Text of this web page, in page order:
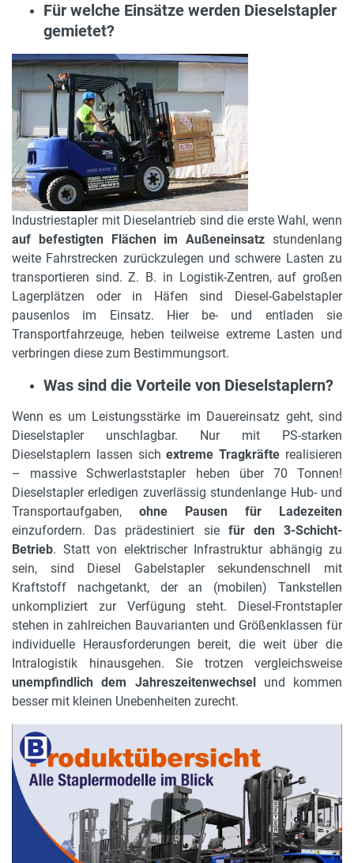
Für welche Einsätze werden Dieselstapler
gemietet?
Industriestapler mit Dieselantrieb sind die erste Wahl, wenn
auf befestigten Flächen im Außeneinsatz stundenlang
weite Fahrstrecken zurückzulegen und schwere Lasten zu
transportieren sind. Z. B. in Logistik-Zentren, auf großen
Lagerplätzen oder in Häfen sind Diesel-Gabelstapler
pausenlos im Einsatz. Hier be- und entladen sie
Transportfahrzeuge, heben teilweise extreme Lasten und
verbringen diese zum Bestimmungsort.
Was sind die Vorteile von Dieselstaplern?
Wenn es um Leistungsstärke im Dauereinsatz geht, sind
Dieselstapler unschlagbar. Nur mit PS-starken
Dieselstaplern lassen sichextreme Tragkräfte realisieren
– massive Schwerlaststapler heben über 70 Tonnen!
Dieselstapler erledigen zuverlässig stundenlange Hub- und
Transportaufgaben, ohne Pausen für Ladezeiten
einzufordern. Das prädestiniert sie für den 3-Schicht-
Betrieb. Statt von elektrischer Infrastruktur abhängig zu
sein, sind Diesel Gabelstapler sekundenschnell mit
Kraftstoff nachgetankt, der an (mobilen) Tankstellen
unkompliziert zur Verfügung steht. Diesel-Frontstapler
stehen in zahlreichen Bauvarianten und Größenklassen für
individuelle Herausforderungen bereit, die weit über die
Intralogistik hinausgehen. Sie trotzen vergleichsweise
unempfindlich dem Jahreszeitenwechselund kommen
besser mit kleinen Unebenheiten zurecht.